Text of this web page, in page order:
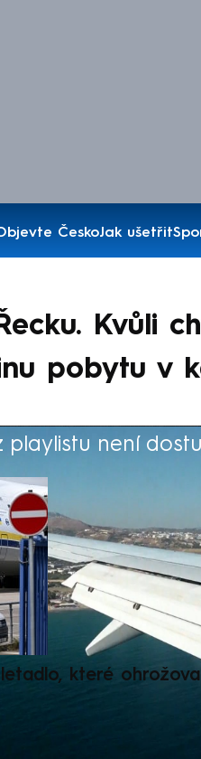
ČeskoJak ušetřit
Kvůli
pobytu v
playlistu není
které